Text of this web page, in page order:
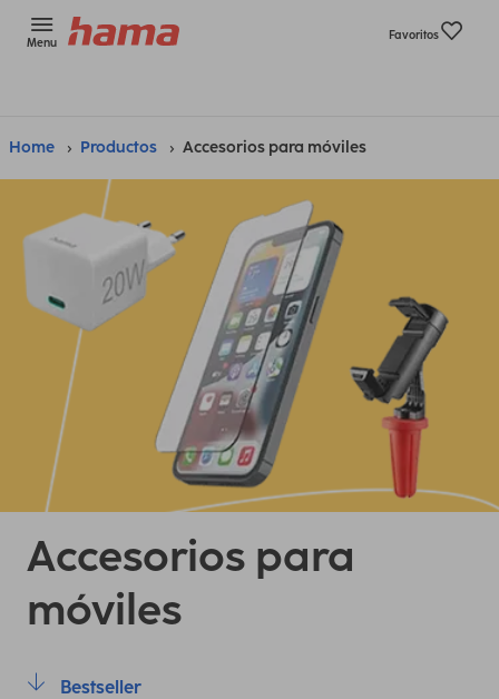
Menu
Favoritos
Home Productos Accesorios para móviles
Accesorios para
móviles
Bestseller